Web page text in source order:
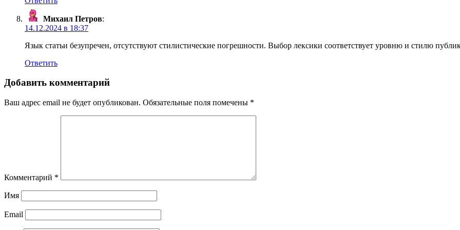
Михаил Петров:
14.12.2024 в 18:37
Язык статьи безупречен, отсутствуют стилистические погрешности. Выбор лексики соответствует уровню и стилю
Ответить
Добавить комментарий
Ваш адрес email не будет опубликован. Обязательные поля помечены *
Комментарий *
Имя
Email